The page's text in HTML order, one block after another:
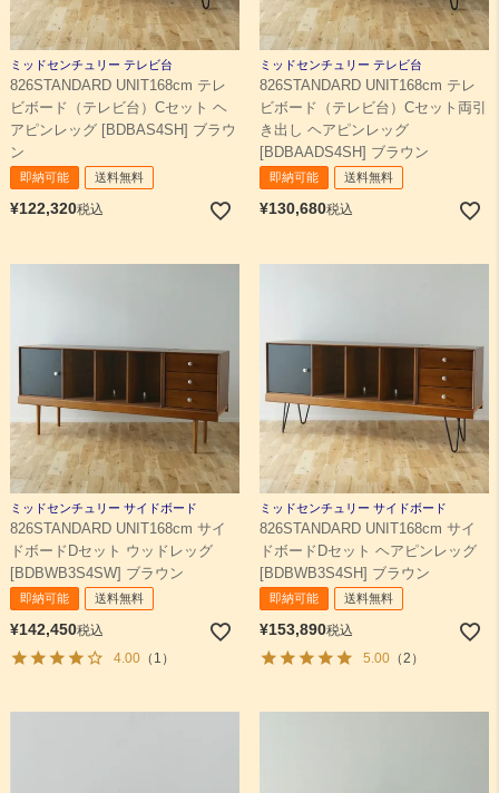
ミッドセンチュリー テレビ台
826STANDARD UNIT168cm テレ
ビボード（テレビ台）Cセット ヘ
アピンレッグ [BDBAS4SH] ブラウ
ン
即納可能 送料無料
¥122,320税込
ミッドセンチュリー テレビ台
826STANDARD UNIT168cm テレ
ビボード（テレビ台）Cセット両引
き出し ヘアピンレッグ
[BDBAADS4SH] ブラウン
即納可能 送料無料
¥130,680税込
ミッドセンチュリー サイドボード
826STANDARD UNIT168cm サイ
ドボードDセット ウッドレッグ
[BDBWB3S4SW] ブラウン
即納可能 送料無料
¥142,450税込
4.00（1）
ミッドセンチュリー サイドボード
826STANDARD UNIT168cm サイ
ドボードDセット ヘアピンレッグ
[BDBWB3S4SH] ブラウン
即納可能 送料無料
¥153,890税込
5.00（2）